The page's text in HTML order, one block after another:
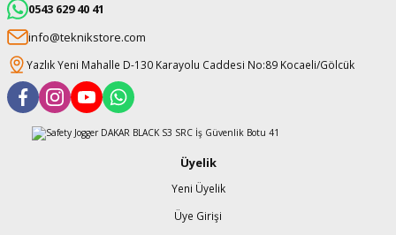
0543 629 40 41
info@teknikstore.com
Yazlık Yeni Mahalle D-130 Karayolu Caddesi No:89 Kocaeli/Gölcük
Üyelik
Yeni Üyelik
Üye Girişi